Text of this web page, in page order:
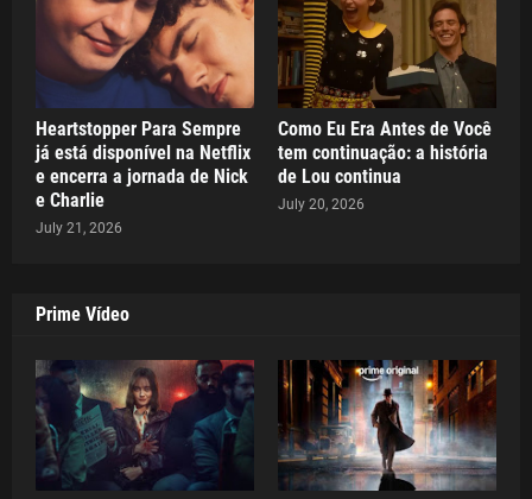
Heartstopper Para Sempre
já está disponível na Netflix
e encerra a jornada de Nick
e Charlie
July 21, 2026
Como Eu Era Antes de Você
tem continuação: a história
de Lou continua
July 20, 2026
Prime Vídeo